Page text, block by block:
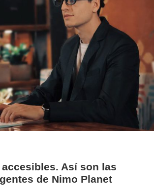
Así son las
de Nimo Planet